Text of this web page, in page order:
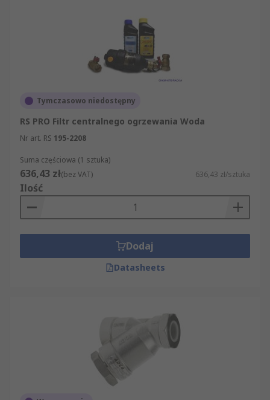
Tymczasowo niedostępny
RS PRO Filtr centralnego ogrzewania Woda
Nr art. RS 195-2208
Suma częściowa (1 sztuka)
636,43 zł(bez VAT) 636,43 zł/sztuka
Ilość
Dodaj
Datasheets